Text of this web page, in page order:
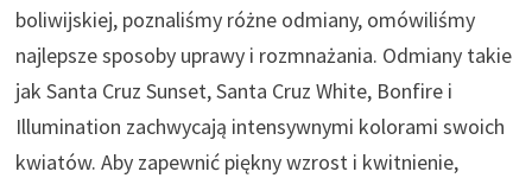
boliwijskiej, poznaliśmy różne odmiany, omówiliśmy
najlepsze sposoby uprawy i rozmnażania. Odmiany takie
jak Santa Cruz Sunset, Santa Cruz White, Bonfire i
Illumination zachwycają intensywnymi kolorami swoich
kwiatów. Aby zapewnić piękny wzrost i kwitnienie,